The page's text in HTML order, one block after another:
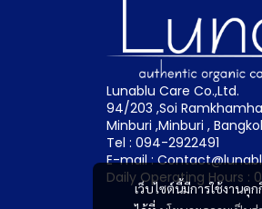
เว็บไซต์นี้มีการใช้งานคุ
Lunablu Care Co.,Ltd.
94/203 ,Soi
Minburi ,Minburi ,
Tel : 094-2922491
E-mail :
Daily Operating Hours :